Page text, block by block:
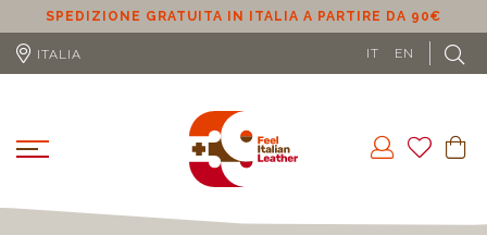
SPEDIZIONE GRATUITA IN ITALIA A PARTIRE DA 90€
ITALIA IT EN